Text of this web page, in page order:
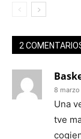
2
8 marzo
Una
tve